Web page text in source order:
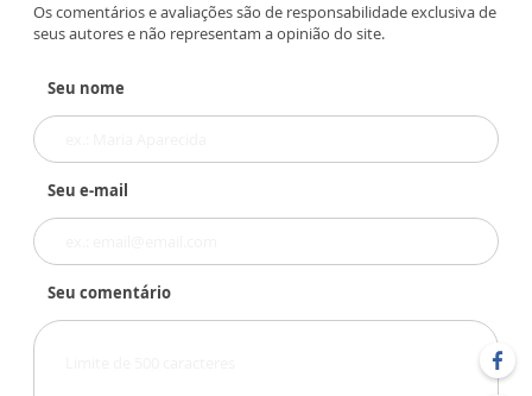
Os comentários e avaliações são de responsabilidade exclusiva de
seus autores e não representam a opinião do site.
Seu nome
Seu e-mail
Seu comentário